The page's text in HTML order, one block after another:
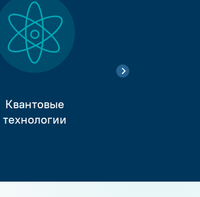
Квантовые
технологии